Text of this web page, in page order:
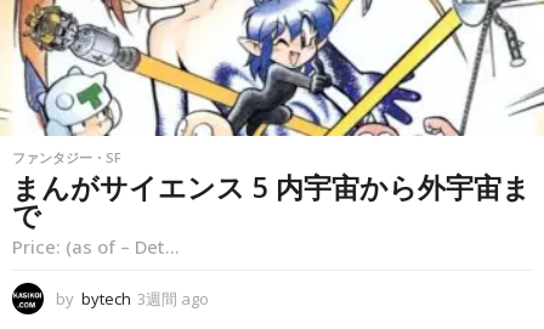
ファンタジー・SF
まんがサイエンス 5 内宇宙から外宇宙ま
で
Price: (as of – Det...
by bytech 3週間 ago